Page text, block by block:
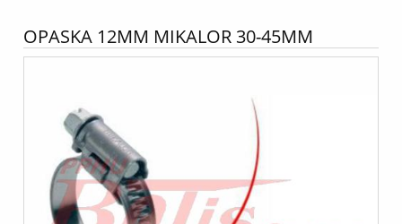
OPASKA 12MM MIKALOR 30-45MM